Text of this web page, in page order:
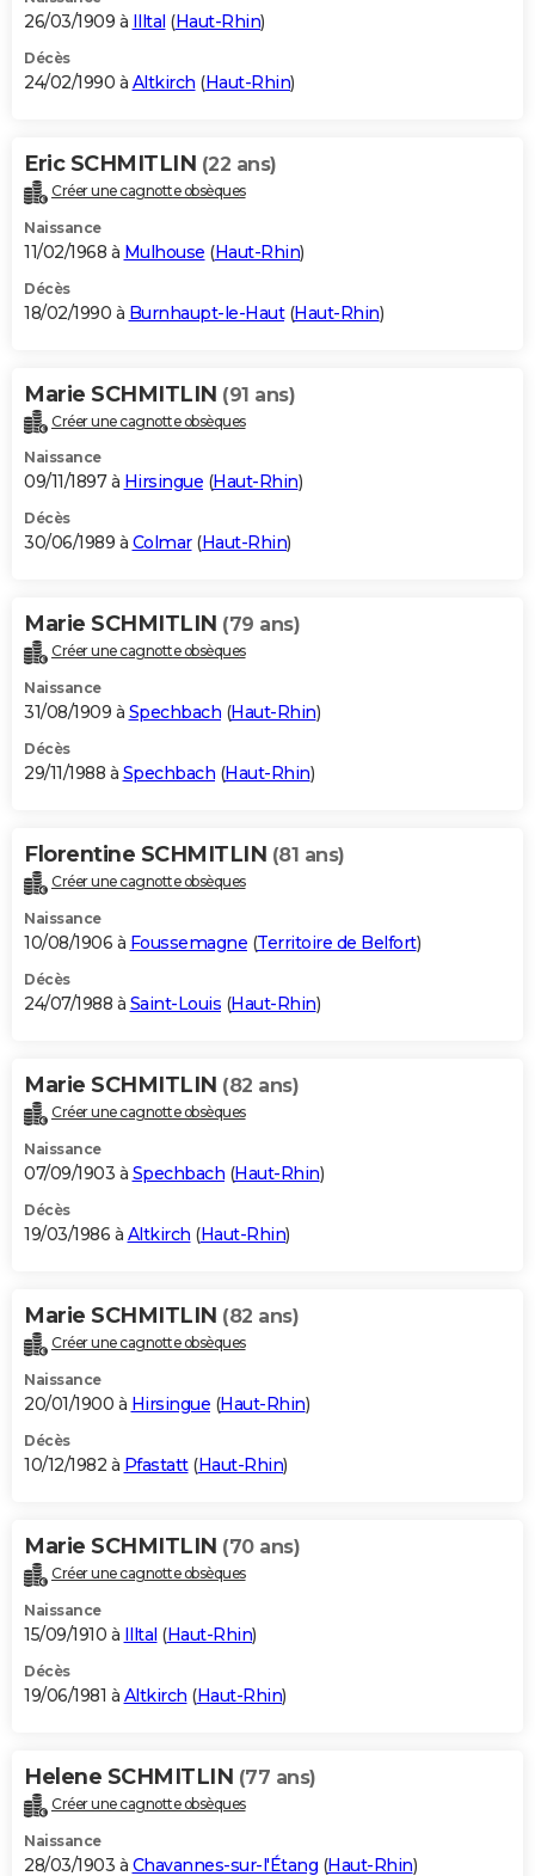
26/03/1909 à Illtal (Haut-Rhin)
Décès
24/02/1990 à Altkirch (Haut-Rhin)
Eric SCHMITLIN (22 ans)
Créer une cagnotte obsèques
Naissance
11/02/1968 à Mulhouse (Haut-Rhin)
Décès
18/02/1990 à Burnhaupt-le-Haut(Haut-Rhin)
Marie SCHMITLIN (91 ans)
Créer une cagnotte obsèques
Naissance
09/11/1897 à Hirsingue (Haut-Rhin)
Décès
30/06/1989 à Colmar(Haut-Rhin)
Marie SCHMITLIN (79 ans)
Créer une cagnotte obsèques
Naissance
31/08/1909 à Spechbach (Haut-Rhin)
Décès
29/11/1988 à Spechbach (Haut-Rhin)
Florentine SCHMITLIN (81 ans)
Créer une cagnotte obsèques
Naissance
10/08/1906 à Foussemagne (Territoire de Belfort)
Décès
24/07/1988 à Saint-Louis (Haut-Rhin)
Marie SCHMITLIN (82 ans)
Créer une cagnotte obsèques
Naissance
07/09/1903 à Spechbach (Haut-Rhin)
Décès
19/03/1986 à Altkirch (Haut-Rhin)
Marie SCHMITLIN (82 ans)
Créer une cagnotte obsèques
Naissance
20/01/1900 à Hirsingue (Haut-Rhin)
Décès
10/12/1982 à Pfastatt(Haut-Rhin)
Marie SCHMITLIN (70 ans)
Créer une cagnotte obsèques
Naissance
15/09/1910 à Illtal (Haut-Rhin)
Décès
19/06/1981 à Altkirch (Haut-Rhin)
Helene SCHMITLIN (77 ans)
Créer une cagnotte obsèques
Naissance
28/03/1903 à Chavannes-sur-l'Étang (Haut-Rhin)